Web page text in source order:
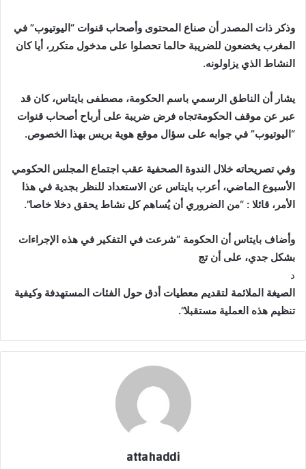
وذكر ذات المصدر أن صناع المحتوى وأصحاب قنوات “اليوتيوب” في
المغرب يخضعون للضريبة حالما تحصلوا على مدخول متكرر، أيا كان
النشاط الذي يزاولونه.
يشار أن الناطق الرسمي باسم الحكومة، مصطفى بايتاس، كان قد
عبر عن موقف الحكومةتجاه فرض ضريبة على أرباح أصحاب قنوات
“اليوتيوب” في جوابه على سؤال موقع هوية بريس بهذا الخصوص.
وفي تصريحاته خلال الندوة الصحفية عقب اجتماع المجلس الحكومي
الأسبوع الماضي، أعرب بايتاس عن الاستعداد للنظر بجدية في هذا
الأمر، قائلا : “من الضروري أن يُساهم كل نشاط يحقق دخلا خاصا”.
وأضاف بايتاس أن الحكومة “شرعت في التفكير في هذه الإجراءات
بشكل جدي، على أن تج
د
الصيغة الملائمة لتقديم معطيات أدق حول الفئات المستهدفة وكيفية
تنظيم هذه العملية مستقبلا”.
attahaddi